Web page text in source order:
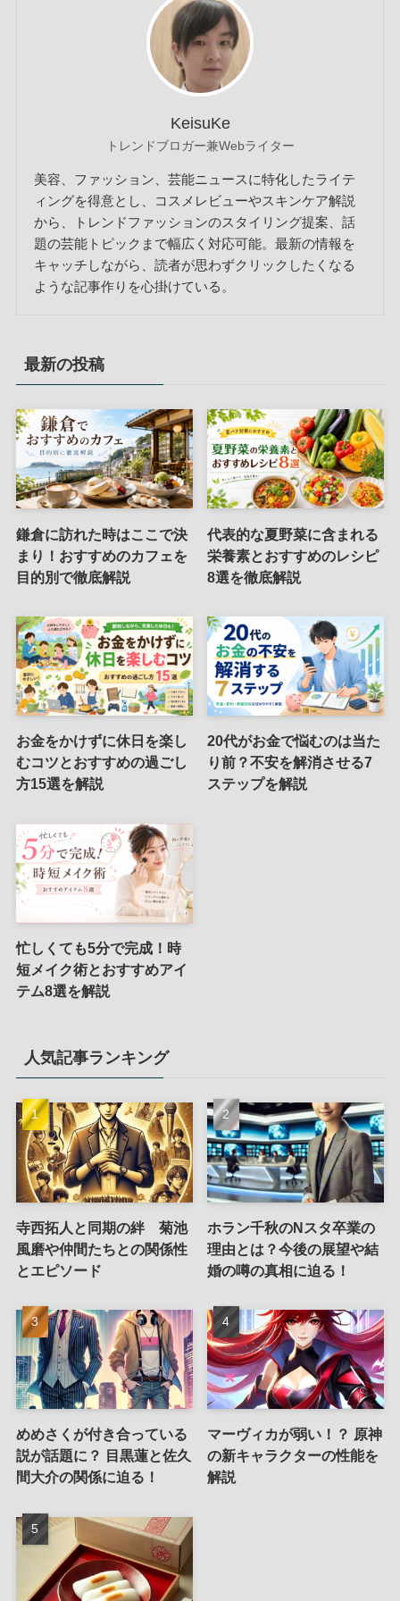
KeisuKe
トレンドブロガー兼Webライター
美容、ファッション、芸能ニュースに特化したライテ
ィングを得意とし、コスメレビューやスキンケア解説
から、トレンドファッションのスタイリング提案、話
題の芸能トピックまで幅広く対応可能。最新の情報を
キャッチしながら、読者が思わずクリックしたくなる
ような記事作りを心掛けている。
最新の投稿
鎌倉に訪れた時はここで決
まり！おすすめのカフェを
目的別で徹底解説
代表的な夏野菜に含まれる
栄養素とおすすめのレシピ
8選を徹底解説
お金をかけずに休日を楽し
むコツとおすすめの過ごし
方15選を解説
20代がお金で悩むのは当た
り前？不安を解消させる7
ステップを解説
忙しくても5分で完成！時
短メイク術とおすすめアイ
テム8選を解説
人気記事ランキング
寺西拓人と同期の絆 菊池
風磨や仲間たちとの関係性
とエピソード
ホラン千秋のNスタ卒業の
理由とは？今後の展望や結
婚の噂の真相に迫る！
めめさくが付き合っている
説が話題に？ 目黒蓮と佐久
間大介の関係に迫る！
マーヴィカが弱い！？ 原神
の新キャラクターの性能を
解説